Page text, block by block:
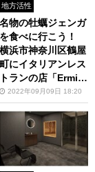
地方活性
名物の牡蠣ジェンガ
を食べに行こう！
横浜市神奈川区鶴屋
町にイタリアンレス
トランの店「Ermita
ge」をオープン
2022年09月09日 18:20